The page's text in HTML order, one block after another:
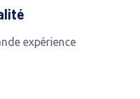
expérience